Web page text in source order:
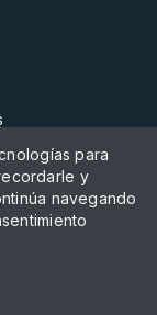
para
y
navegando